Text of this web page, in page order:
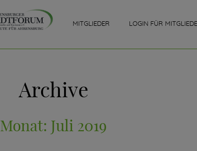
MITGLIEDER LOGIN FÜR
Archive
Monat: Juli 2019